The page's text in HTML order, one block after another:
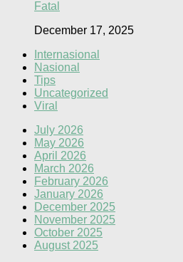
Fatal
December 17, 2025
Internasional
Nasional
Tips
Uncategorized
Viral
July 2026
May 2026
April 2026
March 2026
February 2026
January 2026
December 2025
November 2025
October 2025
August 2025